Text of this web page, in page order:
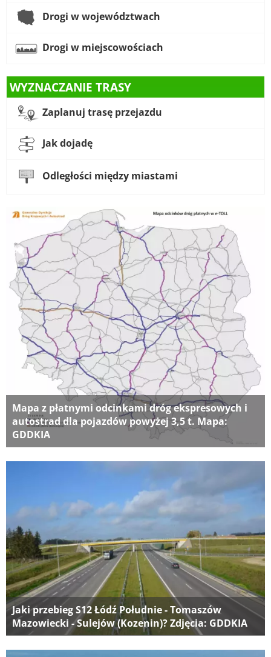
Drogi w województwach
Drogi w miejscowościach
WYZNACZANIE TRASY
Zaplanuj trasę przejazdu
Jak dojadę
Odległości między miastami
Mapa z płatnymi odcinkami dróg ekspresowych i
autostrad dla pojazdów powyżej 3,5 t. Mapa:
GDDKIA
Jaki przebieg S12 Łódź Południe - Tomaszów
Mazowiecki - Sulejów (Kozenin)? Zdjęcia: GDDKIA